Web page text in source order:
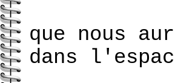
que nous
dans